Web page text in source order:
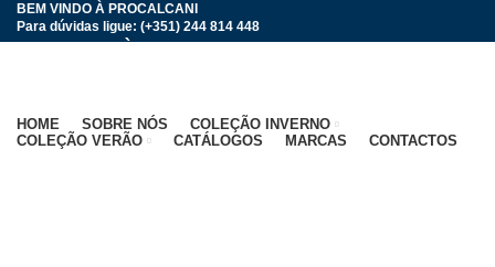
BEM VINDO À PROCALCANI
Para dúvidas ligue: (+351) 244 814 448
HOME SOBRE NÓS
COLEÇÃO INVERNO
COLEÇÃO VERÃO
CATÁLOGOS MARCAS CONTACTOS